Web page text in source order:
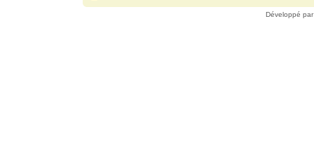
Développé